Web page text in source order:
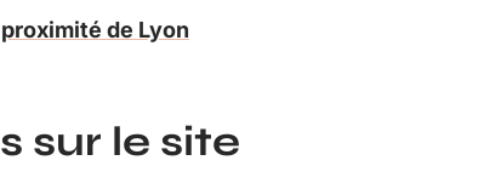
de Lyon
sur le site